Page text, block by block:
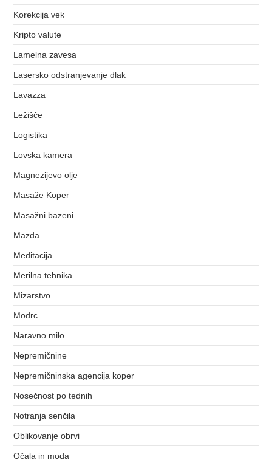
Korekcija vek
Kripto valute
Lamelna zavesa
Lasersko odstranjevanje dlak
Lavazza
Ležišče
Logistika
Lovska kamera
Magnezijevo olje
Masaže Koper
Masažni bazeni
Mazda
Meditacija
Merilna tehnika
Mizarstvo
Modrc
Naravno milo
Nepremičnine
Nepremičninska agencija koper
Nosečnost po tednih
Notranja senčila
Oblikovanje obrvi
Očala in moda